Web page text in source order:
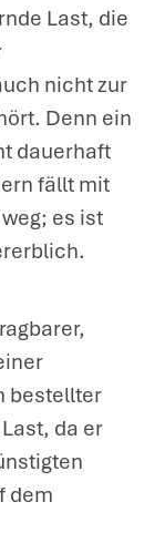
Last, die
nicht zur
Denn ein
dauerhaft
fällt mit
es ist
bestellter
da er
dem